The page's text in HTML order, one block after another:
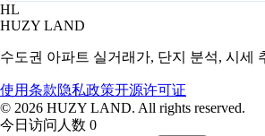
HL
HUZY LAND
수도권 아파트 실거래가, 단지 분석, 시세
使用条款隐私政策开源许可证
© 2026 HUZY LAND. All rights reserved.
今日访问人数 0